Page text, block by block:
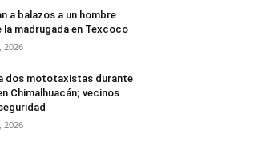
a balazos a un hombre
la madrugada en Texcoco
2026
dos mototaxistas durante
Chimalhuacán; vecinos
2026